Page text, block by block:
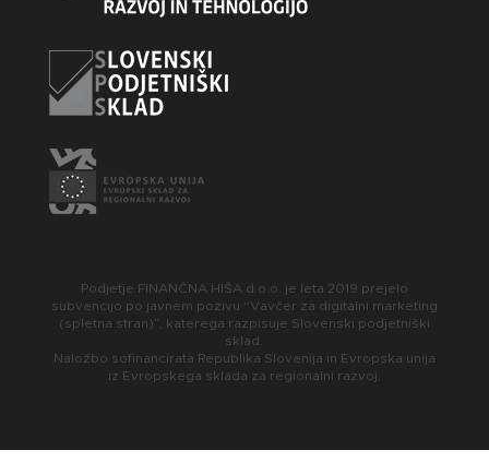
Podjetje FINANČNA HIŠA d.o.o. je leta 2019 prejelo
subvencijo po javnem pozivu “Vavčer za digitalni marketing
(spletna stran)”, katerega razpisuje Slovenski podjetniški
sklad.
Naložbo sofinancirata Republika Slovenija in Evropska unija
iz Evropskega sklada za regionalni razvoj.